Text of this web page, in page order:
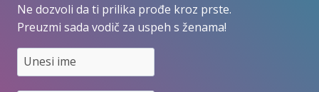
Ne dozvoli da ti prilika prođe kroz prste.
Preuzmi sada vodič za uspeh s ženama!